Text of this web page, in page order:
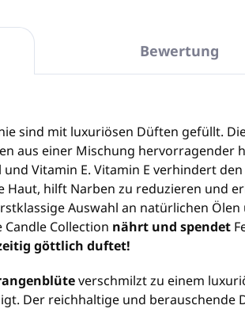
Bewertung
sind mit luxuriösen Düften gefüllt.
aus einer Mischung
Vitamin E. Vitamin E verhindert
hilft Narben zu reduzieren und
Auswahl an natürlichen
Collection nährt und spendet
göttlich duftet!
verschmilzt zu einem
Der reichhaltige und berauschende